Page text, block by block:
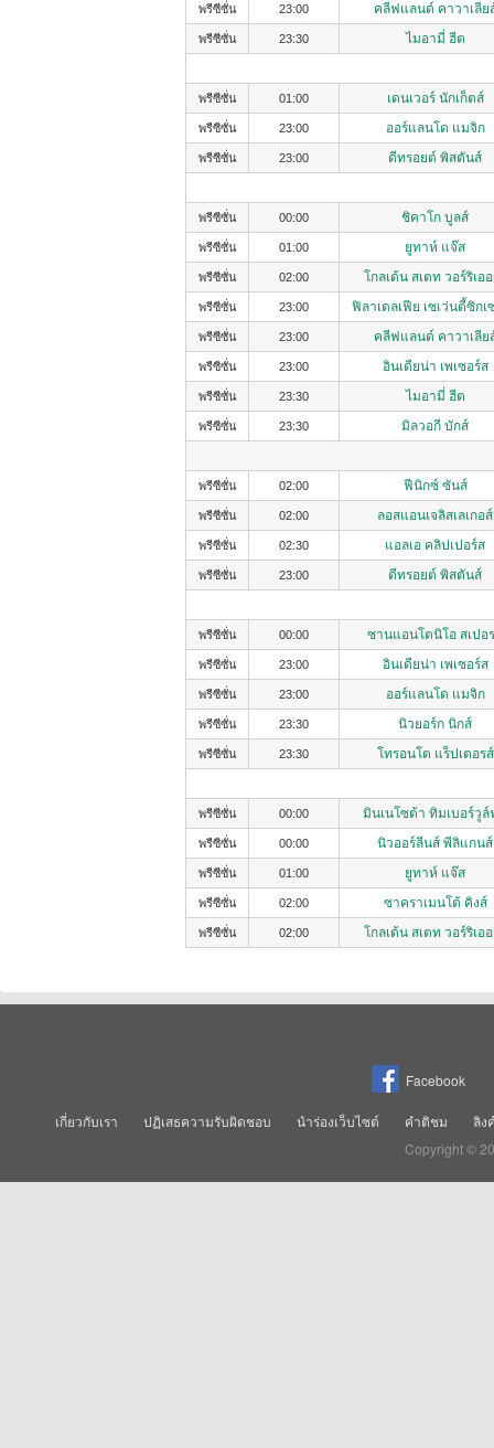
พรีซีซั่น 23:00 คลีฟแลนด์ คาวาเลีย
พรีซีซั่น 23:30 ไมอามี่ ฮีต
พรีซีซั่น 01:00 เดนเวอร์ นักเก็ตส์
พรีซีซั่น 23:00 ออร์แลนโด แมจิก
พรีซีซั่น 23:00 ดีทรอยต์ พิสตันส์
พรีซีซั่น 00:00 ชิคาโก บูลส์
พรีซีซั่น 01:00 ยูทาห์ แจ๊ส
พรีซีซั่น 02:00 โกลเด้น สเตท วอร์ริเอ
พรีซีซั่น 23:00 ฟิลาเดลเฟีย เซเว่นตี้ซิกเ
พรีซีซั่น 23:00 คลีฟแลนด์ คาวาเลีย
พรีซีซั่น 23:00 อินเดียน่า เพเซอร์ส
พรีซีซั่น 23:30 ไมอามี่ ฮีต
พรีซีซั่น 23:30 มิลวอกี บักส์
พรีซีซั่น 02:00 ฟีนิกซ์ ซันส์
พรีซีซั่น 02:00 ลอสแอนเจลิสเลเกอส์
พรีซีซั่น 02:30 แอลเอ คลิปเปอร์ส
พรีซีซั่น 23:00 ดีทรอยต์ พิสตันส์
พรีซีซั่น 00:00 ซานแอนโตนิโอ สเปอ
พรีซีซั่น 23:00 อินเดียน่า เพเซอร์ส
พรีซีซั่น 23:00 ออร์แลนโด แมจิก
พรีซีซั่น 23:30 นิวยอร์ก นิกส์
พรีซีซั่น 23:30 โทรอนโต แร็ปเตอรส์
พรีซีซั่น 00:00 มินเนโซต้า ทิมเบอร์วูล์
พรีซีซั่น 00:00 นิวออร์ลีนส์ พีลิแกนส์
พรีซีซั่น 01:00 ยูทาห์ แจ๊ส
พรีซีซั่น 02:00 ซาคราเมนโต้ คิงส์
พรีซีซั่น 02:00 โกลเด้น สเตท วอร์ริเอ
Facebook
เกี่ยวกับเรา ปฏิเสธความรับผิดชอบ นำร่องเว็บไซต์ คำติชม
ลิง
Copyright ©